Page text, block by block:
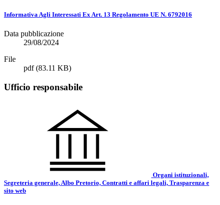
Informativa Agli Interessati Ex Art. 13 Regolamento UE N. 6792016
Data pubblicazione
29/08/2024
File
pdf(83.11 KB)
Ufficio responsabile
Organi istituzionali,
Segreteria generale, Albo Pretorio, Contratti e affari legali, Trasparenza e
sito web